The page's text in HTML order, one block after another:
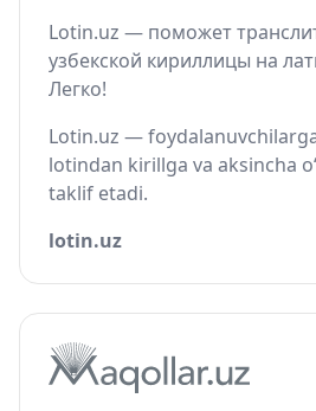
Lotin.uz — поможет
узбекской кириллицы на
Легко!
Lotin.uz —
lotindan kirillga va aksincha
taklif etadi.
lotin.uz